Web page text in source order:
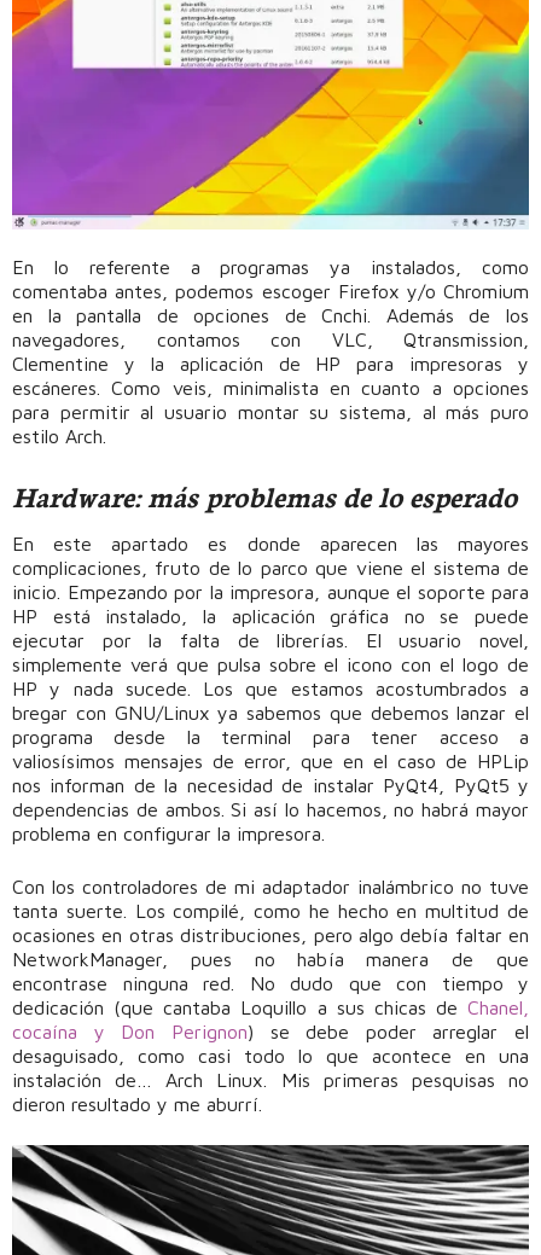
En lo referente a programas ya instalados, como
comentaba antes, podemos escoger Firefox y/o Chromium
en la pantalla de opciones de Cnchi. Además de los
navegadores, contamos con VLC, Qtransmission,
Clementine y la aplicación de HP para impresoras y
escáneres. Como veis, minimalista en cuanto a opciones
para permitir al usuario montar su sistema, al más puro
estilo Arch.
Hardware: más problemas de lo esperado
En este apartado es donde aparecen las mayores
complicaciones, fruto de lo parco que viene el sistema de
inicio. Empezando por la impresora, aunque el soporte para
HP está instalado, la aplicación gráfica no se puede
ejecutar por la falta de librerías. El usuario novel,
simplemente verá que pulsa sobre el icono con el logo de
HP y nada sucede. Los que estamos acostumbrados a
bregar con GNU/Linux ya sabemos que debemos lanzar el
programa desde la terminal para tener acceso a
valiosísimos mensajes de error, que en el caso de HPLip
nos informan de la necesidad de instalar PyQt4, PyQt5 y
dependencias de ambos. Si así lo hacemos, no habrá mayor
problema en configurar la impresora.
Con los controladores de mi adaptador inalámbrico no tuve
tanta suerte. Los compilé, como he hecho en multitud de
ocasiones en otras distribuciones, pero algo debía faltar en
NetworkManager, pues no había manera de que
encontrase ninguna red. No dudo que con tiempo y
dedicación (que cantaba Loquillo a sus chicas de Chanel,
cocaína y Don Perignon) se debe poder arreglar el
desaguisado, como casi todo lo que acontece en una
instalación de… Arch Linux. Mis primeras pesquisas no
dieron resultado y me aburrí.